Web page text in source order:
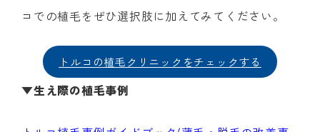
コでの植毛をぜひ選択肢に加えてみてください。
トルコの植毛クリニックをチェックする
▼生え際の植毛事例